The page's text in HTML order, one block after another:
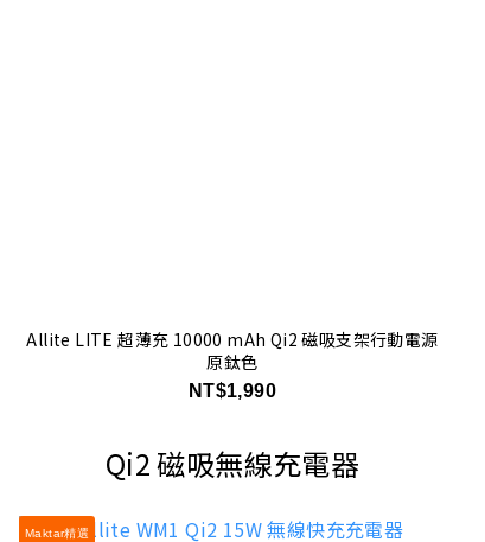
Allite LITE 超薄充 10000 mAh Qi2 磁吸支架行動電源
原鈦色
NT$1,990
Qi2 磁吸無線充電器
Maktar精選